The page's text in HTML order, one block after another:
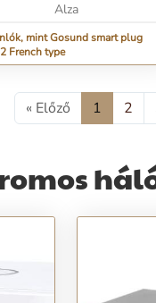
Alza
mint Gosund smart plug
French type
« Előző 1 2